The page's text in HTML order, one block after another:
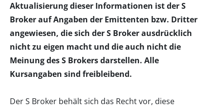
Aktualisierung dieser Informationen ist der S
Broker auf Angaben der Emittenten bzw. Dritter
angewiesen, die sich der S Broker ausdrücklich
nicht zu eigen macht und die auch nicht die
Meinung des S Brokers darstellen. Alle
Kursangaben sind freibleibend.
Der S Broker behält sich das Recht vor, diese